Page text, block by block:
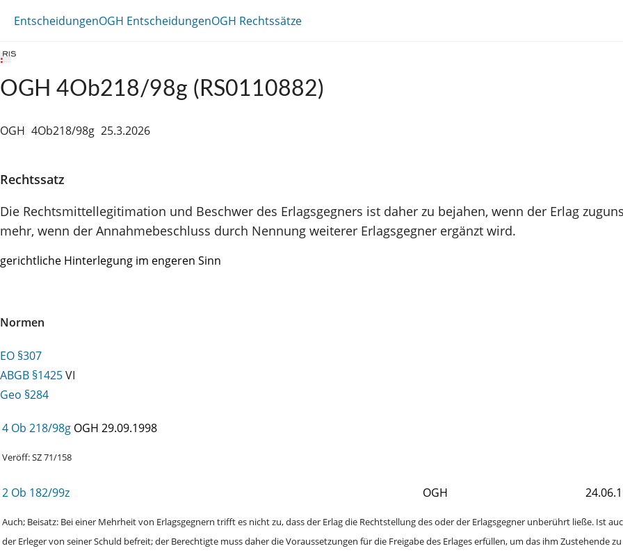
EntscheidungenOGH EntscheidungenOGH Rechtssätze
OGH 4Ob218/98g (RS0110882)
OGH 4Ob218/98g 25.3.2026
Rechtssatz
Die Rechtsmittellegitimation und Beschwer des Erlagsgegners ist daher zu bejahen, wenn der Erlag
mehr, wenn der Annahmebeschluss durch Nennung weiterer Erlagsgegner ergänzt wird.
gerichtliche Hinterlegung im engeren Sinn
Normen
EO §307
ABGB §1425VI
Geo §284
4 Ob 218/98g OGH 29.09.1998
Veröff: SZ 71/158
2 Ob 182/99z OGH
Auch; Beisatz: Bei einer Mehrheit von Erlagsgegnern trifft es nicht zu, dass der Erlag die Rechtstellung des oder der Erlagsgegner unberührt ließe. Ist
der Erleger von seiner Schuld befreit; der Berechtigte muss daher die Voraussetzungen für die Freigabe des Erlages erfüllen, um das ihm Zustehende